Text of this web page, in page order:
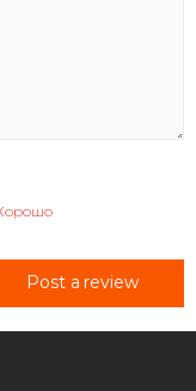
Post a review